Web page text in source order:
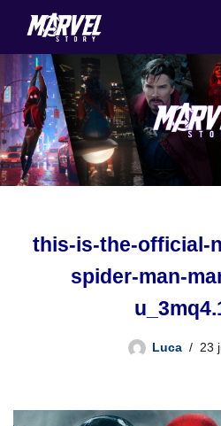
au
contenu
this-is-the-official-
spider-man-
Luca 23